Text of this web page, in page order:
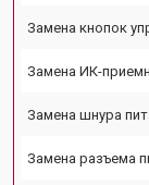
Замена кнопок
Замена ИК-
Замена шнура
Замена разъема